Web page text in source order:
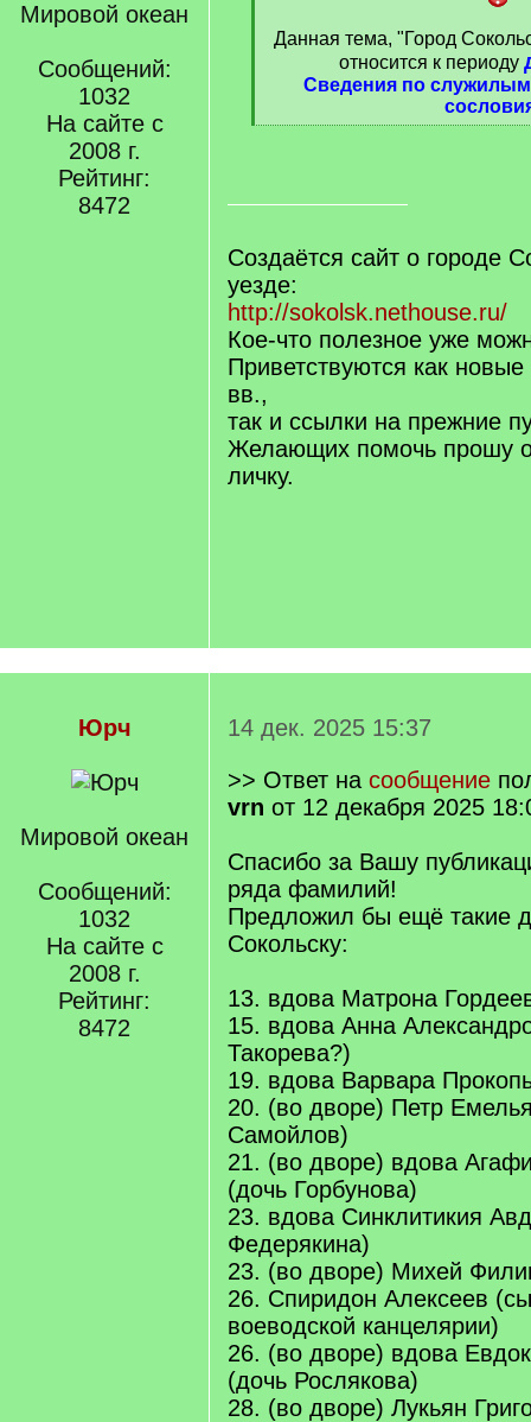
Мировой океан
Сообщений:
1032
На сайте с
2008 г.
Рейтинг:
8472
Данная тема, "Город
относится к периоду
Сведения по
[
Создаётся сайт о городе
уезде:
http://sokolsk.nethouse.ru/
Кое-что полезное уже
Приветствуются как
вв.,
так и ссылки на прежние
Желающих помочь прошу
личку.
Юрч
Мировой океан
Сообщений:
1032
На сайте с
2008 г.
Рейтинг:
8472
14 дек. 2025 15:37
>> Ответ на сообщение
vrn от 12 декабря 2025
Спасибо за Вашу
ряда фамилий!
Предложил бы ещё такие
Сокольску:
13. вдова Матрона
15. вдова Анна
Такорева?)
19. вдова Варвара
20. (во дворе) Петр
Самойлов)
21. (во дворе) вдова
(дочь Горбунова)
23. вдова Синклитикия
Федерякина)
23. (во дворе) Михей
26. Спиридон Алексеев
воеводской канцелярии)
26. (во дворе) вдова
(дочь Рослякова)
28. (во дворе) Лукьян